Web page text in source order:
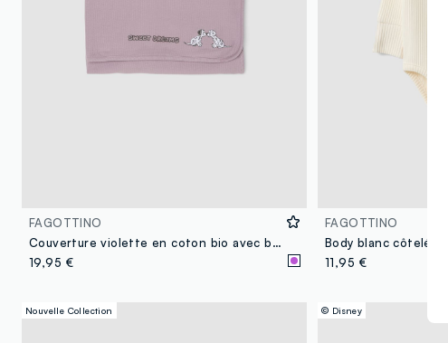
FAGOTTINO
Couverture violette en coton bio avec broderie Les 101 Dalmatiens pour bébé fille
19,95 €
FAGOTTINO
11,95 €
Nouvelle Collection © Disney